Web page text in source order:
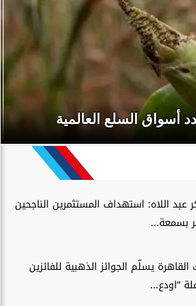
أسواق السلع العالمية
عبد اللاه: استهداف المستثمرين الناجحين
بسمعة...
القاهرة يسلّم الجوائز الذهبية للفائزين
“اودع...